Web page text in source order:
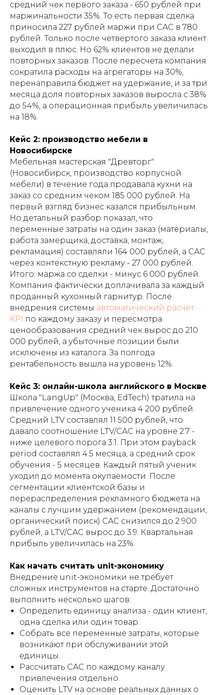
средний чек первого заказа - 650 рублей при
маржинальности 35%. То есть первая сделка
приносила 227 рублей маржи при CAC в 780
рублей. Только после четвертого заказа клиент
выходил в плюс. Но 62% клиентов не делали
повторных заказов. После пересчета компания
сократила расходы на агрегаторы на 30%,
перенаправила бюджет на удержание, и за три
месяца доля повторных заказов выросла с 38%
до 54%, а операционная прибыль увеличилась
на 18%.
Кейс 2: производство мебели в
Новосибирске
Мебельная мастерская "Древторг"
(Новосибирск, производство корпусной
мебели) в течение года продавала кухни на
заказ со средним чеком 185 000 рублей. На
первый взгляд бизнес казался прибыльным.
Но детальный разбор показал, что
переменные затраты на один заказ (материалы,
работа замерщика, доставка, монтаж,
рекламация) составляли 164 000 рублей, а CAC
через контекстную рекламу - 27 000 рублей.
Итого: маржа со сделки - минус 6 000 рублей.
Компания фактически доплачивала за каждый
проданный кухонный гарнитур. После
внедрения системы автоматический расчёт
KPI
по каждому заказу и пересмотра
ценообразования средний чек вырос до 210
000 рублей, а убыточные позиции были
исключены из каталога. За полгода
рентабельность вышла на уровень 12%.
Кейс 3: онлайн-школа английского в Москве
Школа "LangUp" (Москва, EdTech) тратила на
привлечение одного ученика 4 200 рублей.
Средний LTV составлял 11 500 рублей, что
давало соотношение LTV/CAC на уровне 2.7 -
ниже целевого порога 3:1. При этом payback
period составлял 4.5 месяца, а средний срок
обучения - 5 месяцев. Каждый пятый ученик
уходил до момента окупаемости. После
сегментации клиентской базы и
перераспределения рекламного бюджета на
каналы с лучшим удержанием (рекомендации,
органический поиск) CAC снизился до 2 900
рублей, а LTV/CAC вырос до 3.9. Квартальная
прибыль увеличилась на 23%.
Как начать считать unit-экономику
Внедрение unit-экономики не требует
сложных инструментов на старте. Достаточно
выполнить несколько шагов:
Определить единицу анализа - один клиент,
одна сделка или один товар.
Собрать все переменные затраты, которые
возникают при обслуживании этой
единицы.
Рассчитать CAC по каждому каналу
привлечения отдельно.
Оценить LTV на основе реальных данных о